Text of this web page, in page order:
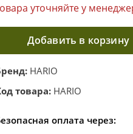
уточняйте у
Добавить в корзину
HARIO
товара: HARIO
оплата через: